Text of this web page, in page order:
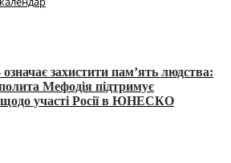
захистити пам’ять людства:
Мефодія підтримує
участі Росії в ЮНЕСКО